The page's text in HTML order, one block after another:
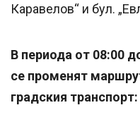
Каравелов“ и бул.
В периода от 08:00
се променят
градския транспорт: